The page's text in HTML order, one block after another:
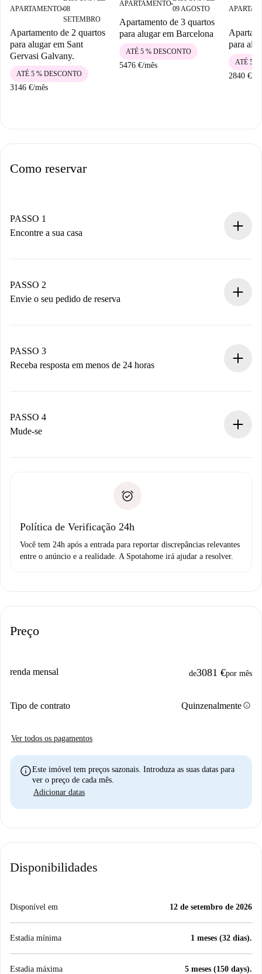
APARTAMENTO■08
SETEMBRO
Apartamento de 2 quartos
para alugar em Sant
Gervasi Galvany.
3146 €/mês
ATÉ 5 % DESCONTO
APARTAMENTO■
09 AGOSTO
Apartamento de 3 quartos
para alugar em Barcelona
5476 €/mês
ATÉ 5 % DESCONTO
para
2840 €/
ATÉ 5
Como reservar
PASSO 1
Encontre a sua casa
Você tem todas as informações necessárias
antecipadamente.
PASSO 2
Envie o seu pedido de reserva
Não cobramos nada até que o proprietário confirme.
PASSO 3
Receba resposta em menos de 24 horas
proprietário.
Se recusada: não cobraremos nada e ofereceremos
Débito direto bancário
PASSO 4
Mude-se
não comunicar nenhum problema.
Política de Verificação 24h
Você tem 24h após a entrada para reportar discrepâncias relevantes
entre o anúncio e a realidade. A Spotahome irá ajudar a resolver.
Preço
renda mensal de3081 €por mês
Tipo de contrato Quinzenalmenteinfo
Ver todos os pagamentos
infoEste imóvel tem preços sazonais. Introduza as suas datas para
ver o preço de cada mês.
Adicionar datas
Disponibilidades
Disponível em 12 de setembro de 2026
Estadia mínima 1 meses (32 dias).
Estadia máxima 5 meses (150 days).